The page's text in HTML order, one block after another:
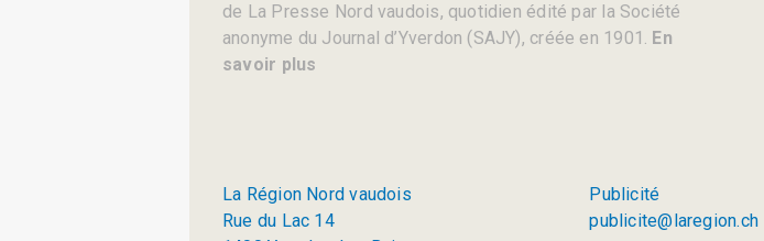
de La Presse Nord vaudois, quotidien édité par la Société
anonyme du Journal d’Yverdon (SAJY), créée en 1901. En
savoir plus
La Région Nord vaudois
Rue du Lac 14
Publicité
publicite@laregion.ch